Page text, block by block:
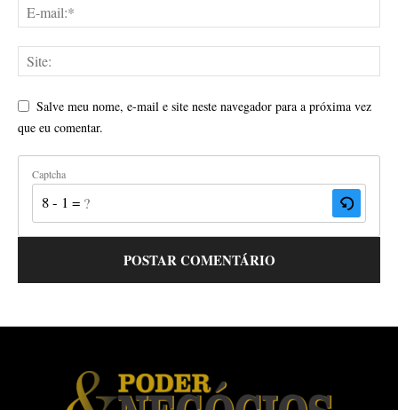
Salve meu nome, e-mail e site neste navegador para a próxima vez
que eu comentar.
Captcha
8 - 1 = ?